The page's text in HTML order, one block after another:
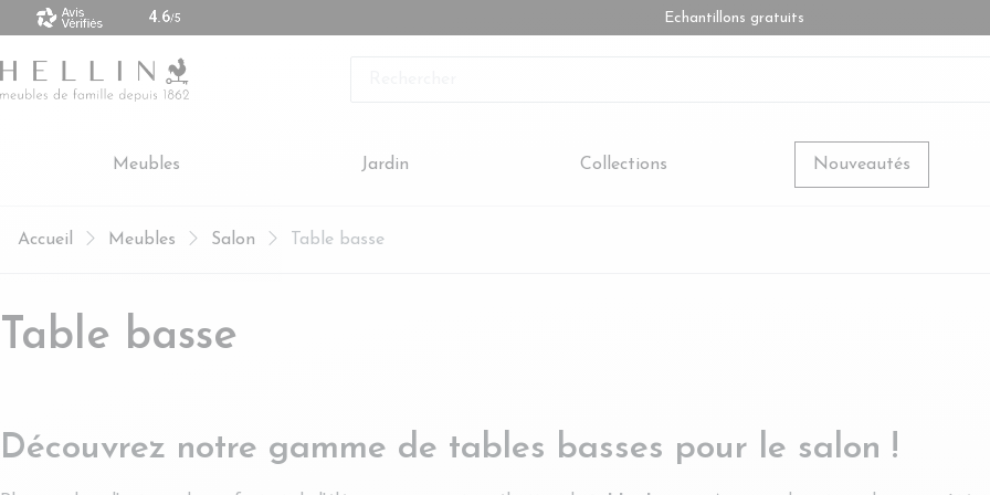
sont made in Europe Echantillons gratuits
Meubles Jardin Collections Nouveautés
Accueil Meubles Salon Table basse
Table basse
Découvrez notre gamme de tables basses pour le salon !